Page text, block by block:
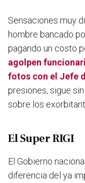
Sensaciones muy
hombre bancado
pagando un costo
agolpen
fotos con el Jefe
presiones, sigue
sobre los
El Super RIGI
El Gobierno
diferencia del ya